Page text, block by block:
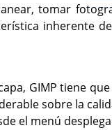
tomar
inherente
GIMP tiene
sobre la
el menú